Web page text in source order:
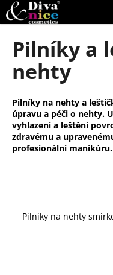
Přejít
na
obsah
Pilníky a
nehty
Pilníky na nehty a
úpravu a péči o nehty.
vyhlazení a leštění
zdravému a
profesionální manikúru.
Pilníky na nehty
K
o
C
o
p
o
t
ř
e